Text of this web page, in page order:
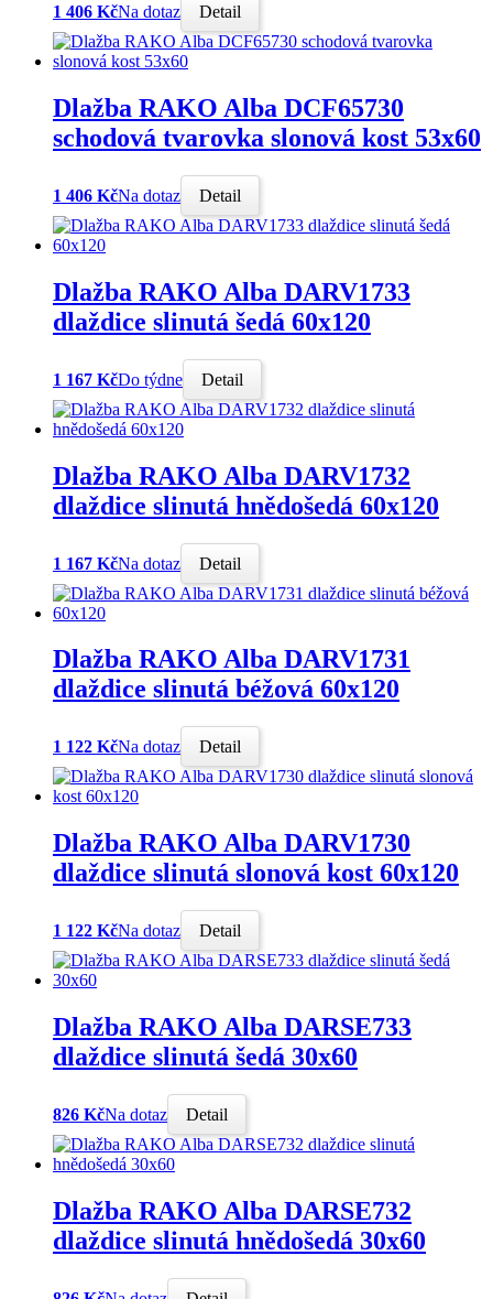
1 406 KčNa dotaz Detail
Dlažba RAKO Alba DCF65730
schodová tvarovka slonová kost 53x60
1 406 KčNa dotaz Detail
Dlažba RAKO Alba DARV1733
dlaždice slinutá šedá 60x120
1 167 KčDo týdne Detail
Dlažba RAKO Alba DARV1732
dlaždice slinutá hnědošedá 60x120
1 167 KčNa dotaz Detail
Dlažba RAKO Alba DARV1731
dlaždice slinutá béžová 60x120
1 122 KčNa dotaz Detail
Dlažba RAKO Alba DARV1730
dlaždice slinutá slonová kost 60x120
1 122 KčNa dotaz Detail
Dlažba RAKO Alba DARSE733
dlaždice slinutá šedá 30x60
826 KčNa dotaz Detail
Dlažba RAKO Alba DARSE732
dlaždice slinutá hnědošedá 30x60